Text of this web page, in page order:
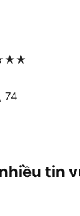
74
tin